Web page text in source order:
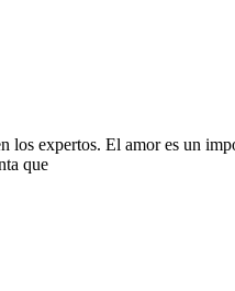
expertos. El amor es un
que